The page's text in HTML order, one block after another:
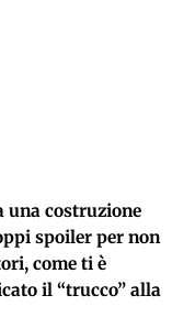
una costruzione
spoiler per non
come ti è
il “trucco” alla